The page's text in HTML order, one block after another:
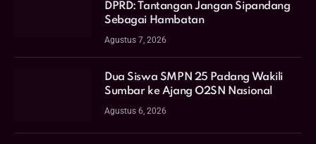
DPRD: Tantangan Jangan Sipandang
Sebagai Hambatan
Agustus 7, 2026
Dua Siswa SMPN 25 Padang Wakili
Sumbar ke Ajang O2SN Nasional
Agustus 6, 2026